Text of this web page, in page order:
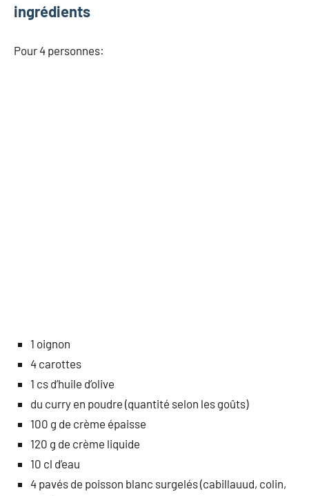
ingrédients
Pour 4 personnes:
1 oignon
4 carottes
1 cs d’huile d’olive
du curry en poudre (quantité selon les goûts)
100 g de crème épaisse
120 g de crème liquide
10 cl d’eau
4 pavés de poisson blanc surgelés (cabillauud, colin,